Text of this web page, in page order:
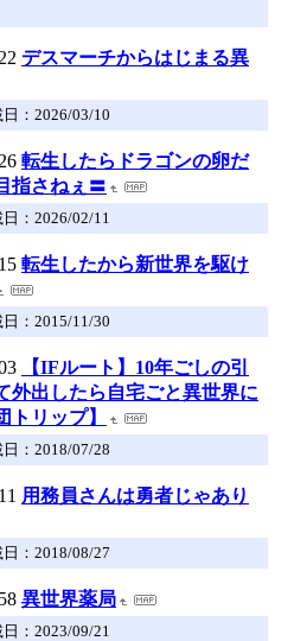
デスマーチからはじまる異
：2026/03/10
転生したらドラゴンの卵だ
指さねぇ〓
：2026/02/11
転生したから新世界を駆け
：2015/11/30
【IFルート】10年ごしの引
外出したら自宅ごと異世界に
トリップ】
：2018/07/28
用務員さんは勇者じゃあり
：2018/08/27
異世界薬局
：2023/09/21